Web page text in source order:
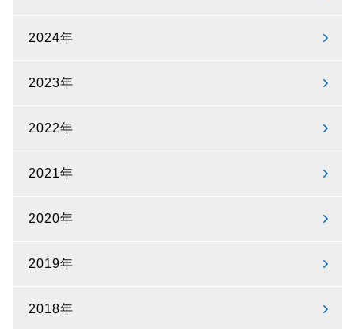
2024年
2023年
2022年
2021年
2020年
2019年
2018年